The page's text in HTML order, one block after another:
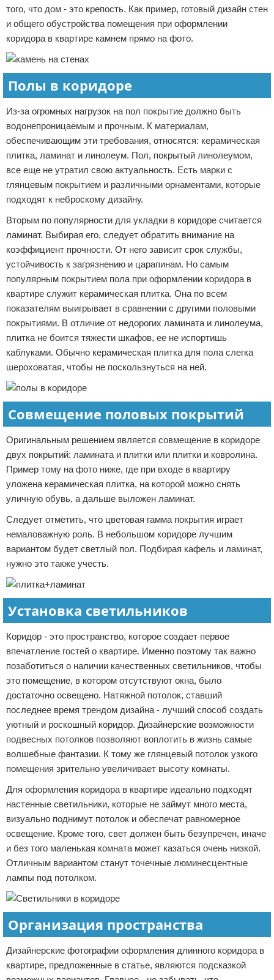
того, что дом - это крепость. Как пример, готовый дизайн стен
и общего обустройства помещения при оформлении
коридора в квартире камнем прямо на фото.
Полы в коридоре
Из-за огромных нагрузок на пол покрытие должно быть
водонепроницаемым и прочным. К материалам,
обеспечивающим эти требования, относятся: керамическая
плитка, ламинат и линолеум. Пол, покрытый линолеумом,
все еще не утратил свою актуальность. Есть марки с
глянцевым покрытием и различными орнаментами, которые
подходят к неброскому дизайну.
Вторым по популярности для укладки в коридоре считается
ламинат. Выбирая его, следует обратить внимание на
коэффициент прочности. От него зависит срок службы,
устойчивость к загрязнению и царапинам. Но самым
популярным покрытием пола при оформлении коридора в
квартире служит керамическая плитка. Она по всем
показателям выигрывает в сравнении с другими половыми
покрытиями. В отличие от недорогих ламината и линолеума,
плитка не боится тяжести шкафов, ее не испортишь
каблуками. Обычно керамическая плитка для пола слегка
шероховатая, чтобы не поскользнуться на ней.
Совмещение половых покрытий
Оригинальным решением является совмещение в коридоре
двух покрытий: ламината и плитки или плитки и ковролина.
Пример тому на фото ниже, где при входе в квартиру
уложена керамическая плитка, на которой можно снять
уличную обувь, а дальше выложен ламинат.
Следует отметить, что цветовая гамма покрытия играет
немаловажную роль. В небольшом коридоре лучшим
вариантом будет светлый пол. Подбирая кафель и ламинат,
нужно это также учесть.
Установка светильников
Коридор - это пространство, которое создает первое
впечатление гостей о квартире. Именно поэтому так важно
позаботиться о наличии качественных светильников, чтобы
это помещение, в котором отсутствуют окна, было
достаточно освещено. Натяжной потолок, ставший
последнее время трендом дизайна - лучший способ создать
уютный и роскошный коридор. Дизайнерские возможности
подвесных потолков позволяют воплотить в жизнь самые
волшебные фантазии. К тому же глянцевый потолок узкого
помещения зрительно увеличивает высоту комнаты.
Для оформления коридора в квартире идеально подходят
настенные светильники, которые не займут много места,
визуально поднимут потолок и обеспечат равномерное
освещение. Кроме того, свет должен быть безупречен, иначе
и без того маленькая комната может казаться очень низкой.
Отличным вариантом станут точечные люминесцентные
лампы под потолком.
Организация пространства
Дизайнерские фотографии оформления длинного коридора в
квартире, предложенные в статье, являются подсказкой